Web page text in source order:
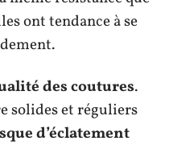
ont tendance à se
des coutures.
solides et réguliers
d’éclatement